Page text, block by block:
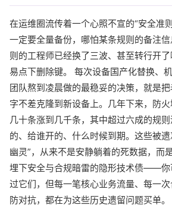
在运维圈流传着一个心照不宣的“安全准
一定要全量备份，哪怕某条规则的备注
则的工程师已经换了三波、甚至转行开
易点下删除键。 每次设备国产化替换、
团队熬到凌晨做的最稳妥的决策，就是
字不差克隆到新设备上。几年下来，防
几十条涨到几千条，其中超过六成的规
的、给谁开的、什么时候到期。这些被
幽灵”，从来不是安静躺着的死数据，而
埋下安全与合规暗雷的隐形技术债——你
过它们，但每一笔核心业务流量、每一
防对抗，都在为这些历史遗留问题买单。